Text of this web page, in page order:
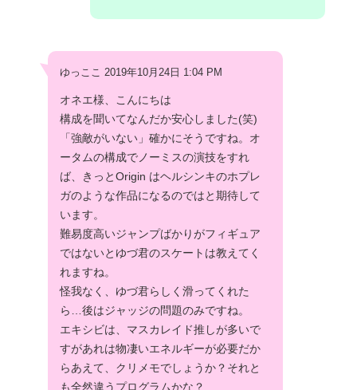
ゆっここ 2019年10月24日 1:04 PM
オネエ様、こんにちは
構成を聞いてなんだか安心しました(笑)
「強敵がいない」確かにそうですね。オ
ータムの構成でノーミスの演技をすれ
ば、きっとOrigin はヘルシンキのホプレ
ガのような作品になるのではと期待して
います。
難易度高いジャンプばかりがフィギュア
ではないとゆづ君のスケートは教えてく
れますね。
怪我なく、ゆづ君らしく滑ってくれた
ら…後はジャッジの問題のみですね。
エキシビは、マスカレイド推しが多いで
すがあれは物凄いエネルギーが必要だか
らあえて、クリメモでしょうか？それと
も全然違うプログラムかな？